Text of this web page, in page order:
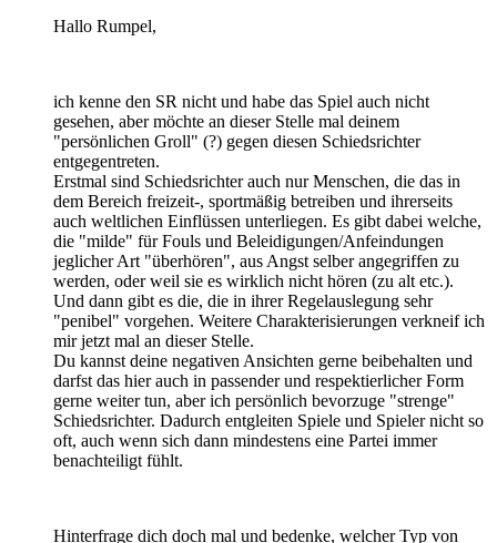
Hallo Rumpel,
ich kenne den SR nicht und habe das Spiel auch nicht
gesehen, aber möchte an dieser Stelle mal deinem
"persönlichen Groll" (?) gegen diesen Schiedsrichter
entgegentreten.
Erstmal sind Schiedsrichter auch nur Menschen, die das in
dem Bereich freizeit-, sportmäßig betreiben und ihrerseits
auch weltlichen Einflüssen unterliegen. Es gibt dabei welche,
die "milde" für Fouls und Beleidigungen/Anfeindungen
jeglicher Art "überhören", aus Angst selber angegriffen zu
werden, oder weil sie es wirklich nicht hören (zu alt etc.).
Und dann gibt es die, die in ihrer Regelauslegung sehr
"penibel" vorgehen. Weitere Charakterisierungen verkneif ich
mir jetzt mal an dieser Stelle.
Du kannst deine negativen Ansichten gerne beibehalten und
darfst das hier auch in passender und respektierlicher Form
gerne weiter tun, aber ich persönlich bevorzuge "strenge"
Schiedsrichter. Dadurch entgleiten Spiele und Spieler nicht so
oft, auch wenn sich dann mindestens eine Partei immer
benachteiligt fühlt.
Hinterfrage dich doch mal und bedenke, welcher Typ von